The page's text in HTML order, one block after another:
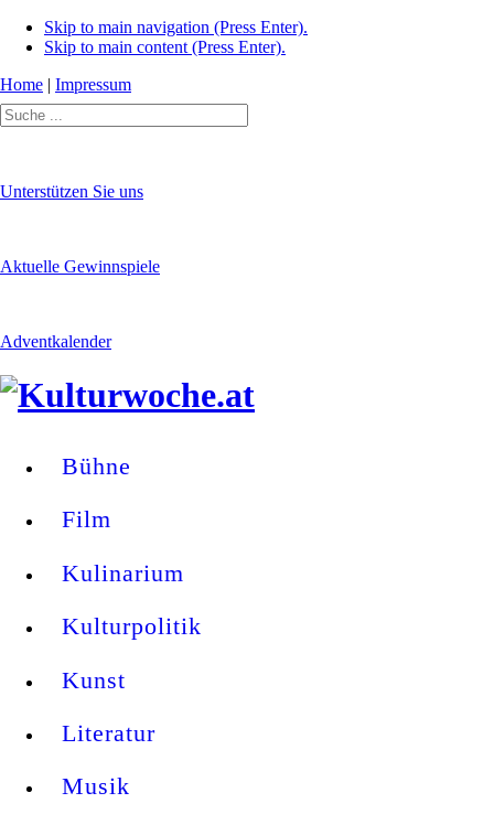
Skip to main navigation (Press Enter).
Skip to main content (Press Enter).
Home | Impressum
Unterstützen Sie uns
Aktuelle Gewinnspiele
Adventkalender
Bühne
Film
Kulinarium
Kulturpolitik
Kunst
Literatur
Musik